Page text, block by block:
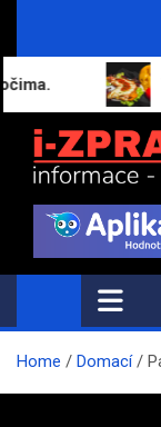
i-
Přehled zpráv,
Home Domací